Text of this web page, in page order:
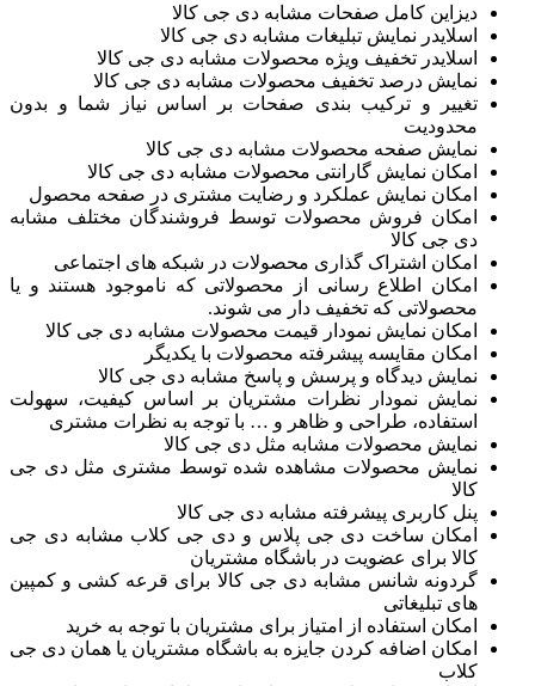
دیزاین کامل صفحات مشابه دی جی کالا
اسلایدر نمایش تبلیغات مشابه دی جی کالا
اسلایدر تخفیف ویژه محصولات مشابه دی جی کالا
نمایش درصد تخفیف محصولات مشابه دی جی کالا
تغییر و ترکیب بندی صفحات بر اساس نیاز شما و بدون
محدودیت
نمایش صفحه محصولات مشابه دی جی کالا
امکان نمایش گارانتی محصولات مشابه دی جی کالا
امکان نمایش عملکرد و رضایت مشتری در صفحه محصول
امکان فروش محصولات توسط فروشندگان مختلف مشابه
دی جی کالا
امکان اشتراک گذاری محصولات در شبکه های اجتماعی
امکان اطلاع رسانی از محصولاتی که ناموجود هستند و یا
محصولاتی که تخفیف دار می شوند.
امکان نمایش نمودار قیمت محصولات مشابه دی جی کالا
امکان مقایسه پیشرفته محصولات با یکدیگر
نمایش دیدگاه و پرسش و پاسخ مشابه دی جی کالا
نمایش نمودار نظرات مشتریان بر اساس کیفیت، سهولت
استفاده، طراحی و ظاهر و … با توجه به نظرات مشتری
نمایش محصولات مشابه مثل دی جی کالا
نمایش محصولات مشاهده شده توسط مشتری مثل دی جی
کالا
پنل کاربری پیشرفته مشابه دی جی کالا
امکان ساخت دی جی پلاس و دی جی کلاب مشابه دی جی
کالا برای عضویت در باشگاه مشتریان
گردونه شانس مشابه دی جی کالا برای قرعه کشی و کمپین
های تبلیغاتی
امکان استفاده از امتیاز برای مشتریان با توجه به خرید
امکان اضافه کردن جایزه به باشگاه مشتریان یا همان دی جی
کلاب